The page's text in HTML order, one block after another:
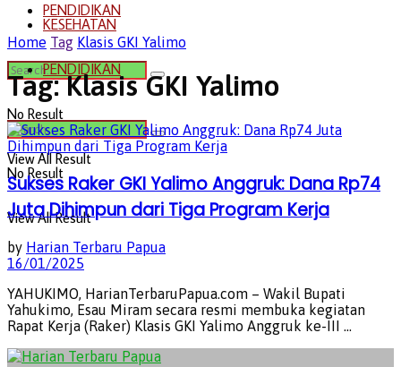
PENDIDIKAN
No Result
View All Result
KESEHATAN
PENDIDIKAN
No Result
View All Result
Home Tag Klasis GKI Yalimo
Tag:Klasis GKI Yalimo
Sukses Raker GKI Yalimo Anggruk: Dana Rp74
Juta Dihimpun dari Tiga Program Kerja
by Harian Terbaru Papua
16/01/2025
YAHUKIMO, HarianTerbaruPapua.com – Wakil Bupati
Yahukimo, Esau Miram secara resmi membuka kegiatan
Rapat Kerja (Raker) Klasis GKI Yalimo Anggruk ke-III ...